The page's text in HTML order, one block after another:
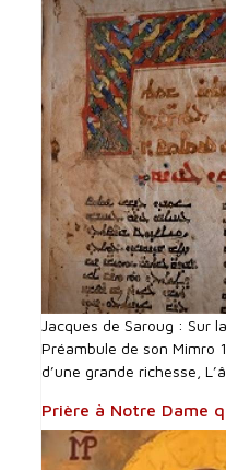
Jacques de Saroug : Sur
Préambule de son Mimro
d’une grande richesse,
Prière à Notre Dame